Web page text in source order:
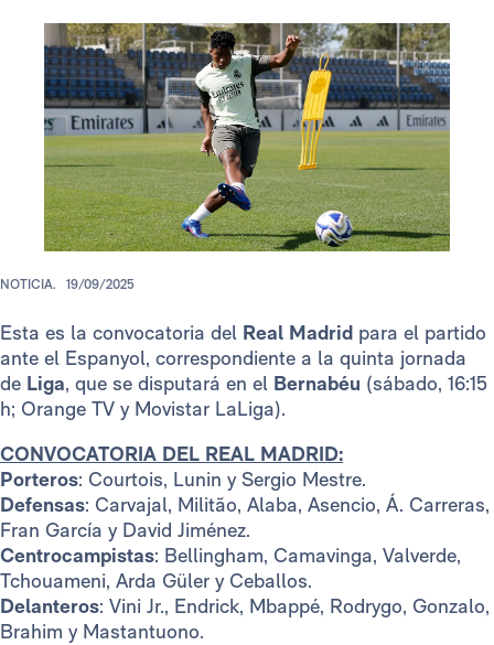
NOTICIA. 19/09/2025
Esta es la convocatoria del Real Madrid para el partido
ante el Espanyol, correspondiente a la quinta jornada
de Liga, que se disputará en el Bernabéu (sábado, 16:15
h; Orange TV y Movistar LaLiga).
CONVOCATORIA DEL REAL MADRID:
Porteros: Courtois, Lunin y Sergio Mestre.
Defensas: Carvajal, Militão, Alaba, Asencio, Á. Carreras,
Fran García y David Jiménez.
Centrocampistas: Bellingham, Camavinga, Valverde,
Tchouameni, Arda Güler y Ceballos.
Delanteros: Vini Jr., Endrick, Mbappé, Rodrygo, Gonzalo,
Brahim y Mastantuono.